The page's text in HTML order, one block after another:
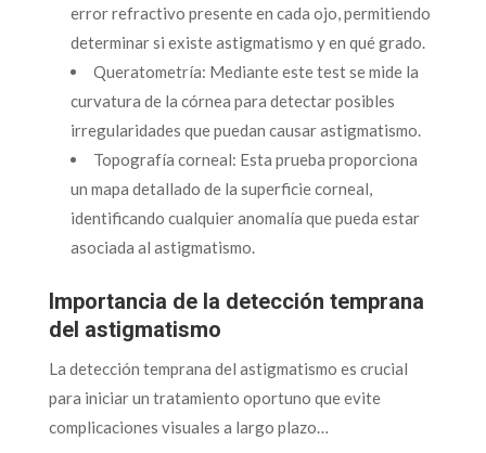
error refractivo presente en cada ojo, permitiendo
determinar si existe astigmatismo y en qué grado.
Queratometría: Mediante este test se mide la
curvatura de la córnea para detectar posibles
irregularidades que puedan causar astigmatismo.
Topografía corneal: Esta prueba proporciona
un mapa detallado de la superficie corneal,
identificando cualquier anomalía que pueda estar
asociada al astigmatismo.
Importancia de la detección temprana
del astigmatismo
La detección temprana del astigmatismo es crucial
para iniciar un tratamiento oportuno que evite
complicaciones visuales a largo plazo…